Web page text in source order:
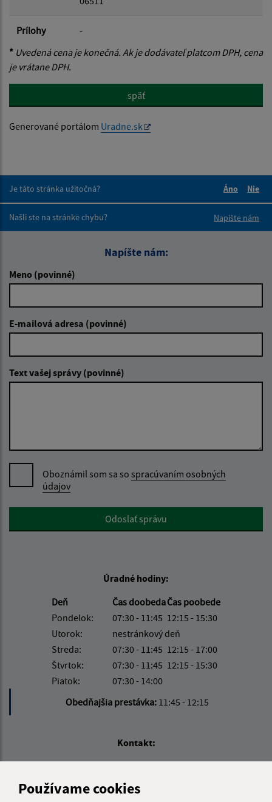
Používame cookies
Prílohy
-
* Uvedená cena je konečná. Ak je dodávateľ platcom DPH, cena
je vrátane DPH.
späť
Generované portálom Uradne.sk
Je táto stránka užitočná?
Áno
Nie
Našli ste na stránke chybu?
Napíšte nám
Napíšte nám:
Meno (povinné)
E-mailová adresa (povinné)
Text vašej správy (povinné)
Oboznámil som sa so spracúvaním osobných
údajov
Google reCaptcha ResponseOdoslať správu
Úradné hodiny:
Deň
Čas doobedaČas poobede
Pondelok:
07:30 - 11:45 12:15 - 15:30
Utorok:
nestránkový deň
Streda:
07:30 - 11:45 12:15 - 17:00
Štvrtok:
07:30 - 11:45 12:15 - 15:30
Piatok:
07:30 - 14:00
Obedňajšia prestávka: 11:45 - 12:15
Kontakt:
Jakubany 555
065 12 Jakubany